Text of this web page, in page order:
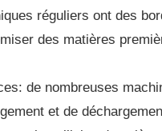
réguliers ont des
des matières
de nombreuses
et de